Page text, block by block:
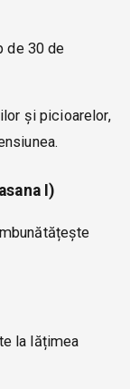
de 30 de
și picioarelor,
I)
la lățimea